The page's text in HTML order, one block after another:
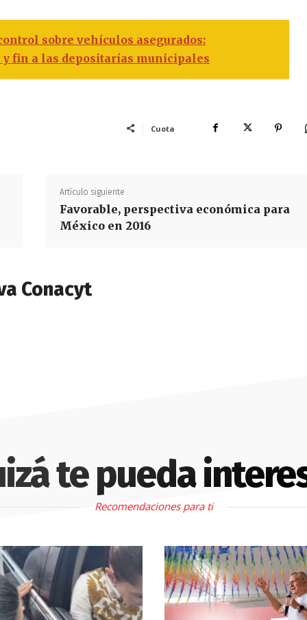
sobre vehículos asegurados:
fin a las depositarías municipales
Cuota
Artículo siguiente
Favorable, perspectiva económica para
México en 2016
Conacyt
te pueda
Recomendaciones para ti